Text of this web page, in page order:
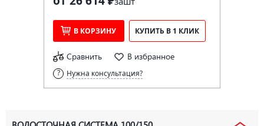
В КОРЗИНУ КУПИТЬ В 1 КЛИК
Сравнить В избранное
Нужна консультация?